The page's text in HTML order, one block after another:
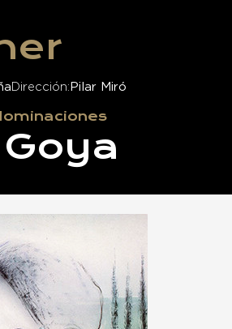
Dirección Pilar Miró
Goya